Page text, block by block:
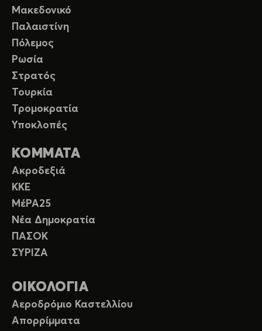
Μακεδονικό
Παλαιστίνη
Πόλεμος
Ρωσία
Στρατός
Τουρκία
Τρομοκρατία
Υποκλοπές
ΚΟΜΜΑΤΑ
Ακροδεξιά
ΚΚΕ
ΜέΡΑ25
Νέα Δημοκρατία
ΠΑΣΟΚ
ΣΥΡΙΖΑ
ΟΙΚΟΛΟΓΙΑ
Αεροδρόμιο Καστελλίου
Απορρίμματα